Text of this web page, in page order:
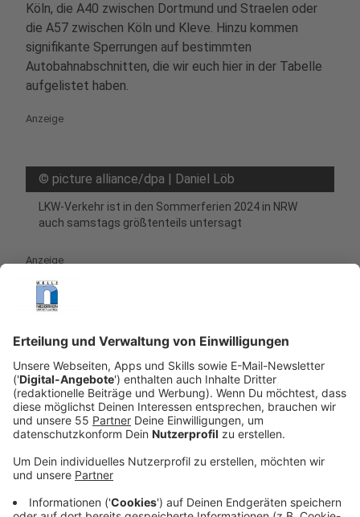
Köln, die A40 zwischen Dortmund und Straelen oder
die A57 zwischen Köln und Kleve. Hinzu kommen
signifikante Sperrungen auf bestimmten
Autobahnabschnitten, die wir euch hier in der Tabelle
aufgelistet haben.
Anzeige
© picture alliance/dpa | Daniel Löb
LKW-Verkehr ist in den Sommerferien 2024 in NRW
auch samstags größtenteils untersagt
Anzeige
A57 Richtung Köln zwischen Büttgen und Neuss-
A3 und A46.
A565: Zwischen dem 6. und 15. Juli ist die A565 in
beiden Richtungen zwischen Kreuz Bonn-Nord und
Bonn-Poppendorf für zehn Tage gesperrt.
A553 auf die A555.
Untereschbach wird an zwei Wochenenden (12.